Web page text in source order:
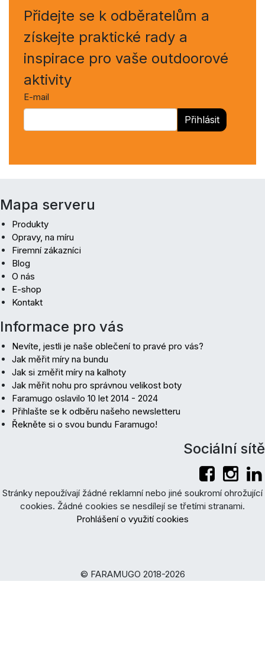
Přidejte se k odběratelům a
získejte praktické rady a
inspirace pro vaše outdoorové
aktivity
E-mail
Přihlásit
Mapa serveru
Produkty
Opravy, na míru
Firemní zákazníci
Blog
O nás
E-shop
Kontakt
Informace pro vás
Nevíte, jestli je naše oblečení to pravé pro vás?
Jak měřit míry na bundu
Jak si změřit míry na kalhoty
Jak měřit nohu pro správnou velikost boty
Faramugo oslavilo 10 let 2014 - 2024
Přihlašte se k odběru našeho newsletteru
Řekněte si o svou bundu Faramugo!
Sociální sítě
Stránky nepoužívají žádné reklamní nebo jiné soukromí ohrožující
cookies. Žádné cookies se nesdílejí se třetími stranami.
Prohlášení o využití cookies
© FARAMUGO 2018-2026